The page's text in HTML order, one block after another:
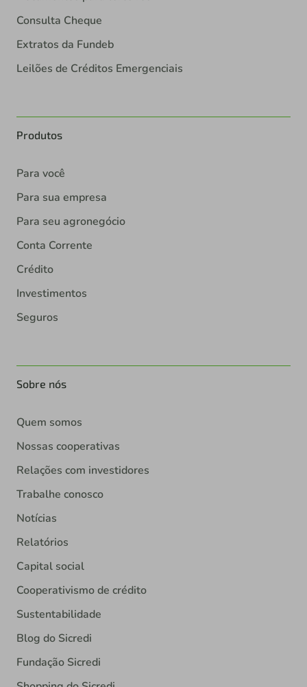
Consulta Cheque
Extratos da Fundeb
Leilões de Créditos Emergenciais
Produtos
Para você
Para sua empresa
Para seu agronegócio
Conta Corrente
Crédito
Investimentos
Seguros
Sobre nós
Quem somos
Nossas cooperativas
Relações com investidores
Trabalhe conosco
Notícias
Relatórios
Capital social
Cooperativismo de crédito
Sustentabilidade
Blog do Sicredi
Fundação Sicredi